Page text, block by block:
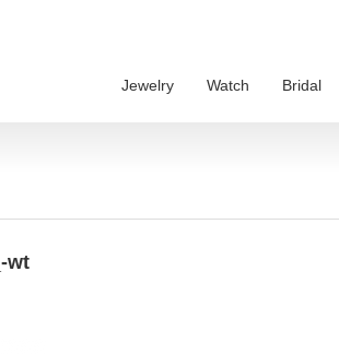
Jewelry Watch Bridal
wt